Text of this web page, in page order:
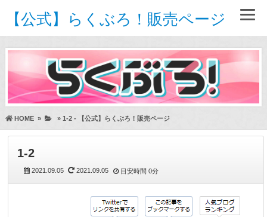
【公式】らくぶろ！販売ページ
HOME» » 1-2 - 【公式】らくぶろ！販売ページ
1-2
2021.09.05 2021.09.05 目安時間 0分